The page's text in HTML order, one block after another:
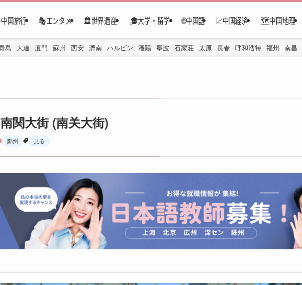
国旅行 🎭エンタメ 🏛️世界遺産 🎓大学・留学 🌐中国語 📈中国経済 🗺️中国地理
島 大連 厦門 蘇州 西安 濟南 ハルビン 瀋陽 寧波 石家莊 太原 長春 呼和浩特 福州 南昌
大街 (南关大街)
鄭州 見る